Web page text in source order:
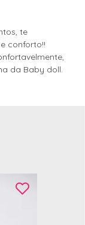
te
conforto!!
da Baby doll.